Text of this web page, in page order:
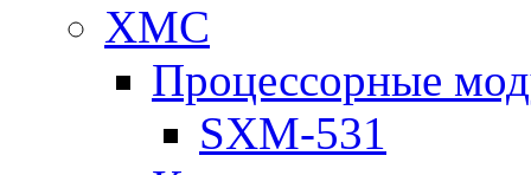
XMC
Процессорные
SXM-531